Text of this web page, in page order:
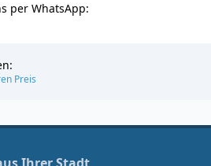
per WhatsApp:
Preis